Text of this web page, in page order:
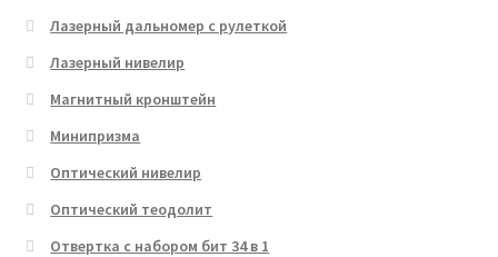
Лазерный дальномер с рулеткой
Лазерный нивелир
Магнитный кронштейн
Минипризма
Оптический нивелир
Оптический теодолит
Отвертка с набором бит 34 в 1